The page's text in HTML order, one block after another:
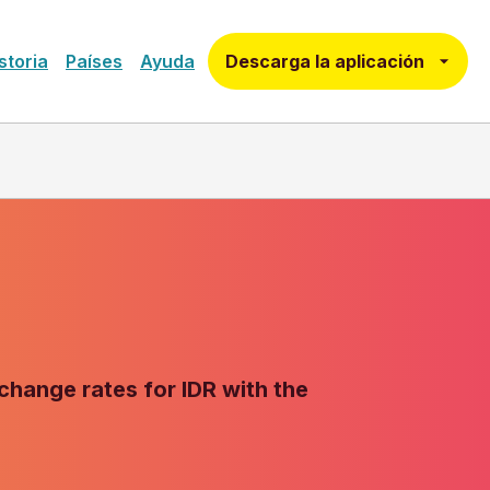
Países Ayuda Descarga la aplicación
rates for IDR with the